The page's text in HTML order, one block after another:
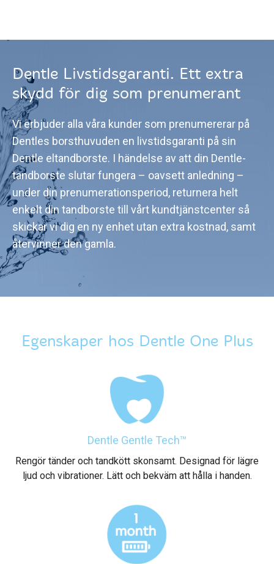
Dentle Livstidsgaranti. Ett extra
skydd för dig som prenumerant
Vi erbjuder alla våra kunder som prenumererar på
Dentles borsthuvuden en livstidsgaranti på sin
Dentle eltandborste. I händelse av att din Dentle-
tandborste slutar fungera – oavsett anledning –
under din prenumerationsperiod, returnera helt
enkelt din tandborste till vårt kundtjänstcenter så
skickar vi dig en ny enhet utan extra kostnad, samt
återvinner den gamla.
Egenskaper hos Dentle One Plus
Dentle Gentle Tech™
Rengör tänder och tandkött skonsamt. Designad för lägre
ljud och vibrationer. Lätt och bekväm att hålla i handen.